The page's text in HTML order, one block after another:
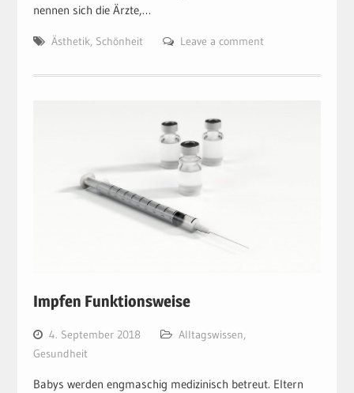
nennen sich die Ärzte,…
Ästhetik, Schönheit Leave a comment
Impfen Funktionsweise
4. September 2018 Alltagswissen,
Gesundheit
Babys werden engmaschig medizinisch betreut. Eltern